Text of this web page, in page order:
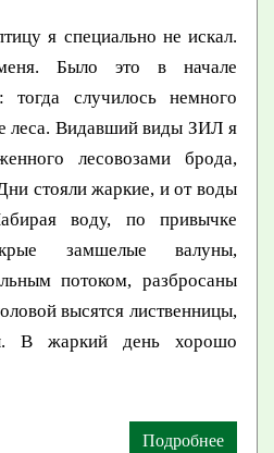
я специально не искал.
Было это в начале
тогда случилось немного
леса. Видавший виды ЗИЛ я
лесовозами брода,
стояли жаркие, и от воды
воду, по привычке
замшелые валуны,
потоком, разбросаны
высятся лиственницы,
В жаркий день хорошо
Подробнее